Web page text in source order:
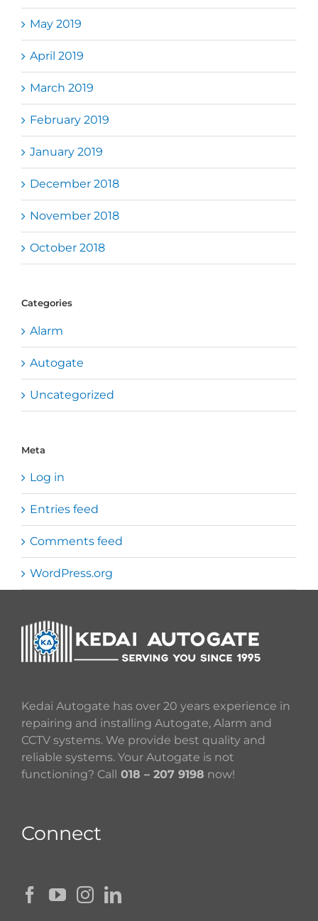
May 2019
April 2019
March 2019
February 2019
January 2019
December 2018
November 2018
October 2018
Categories
Alarm
Autogate
Uncategorized
Meta
Log in
Entries feed
Comments feed
WordPress.org
Kedai Autogate has over 20 years experience in
repairing and installing Autogate, Alarm and
CCTV systems. We provide best quality and
reliable systems. Your Autogate is not
functioning? Call 018 – 207 9198 now!
Connect